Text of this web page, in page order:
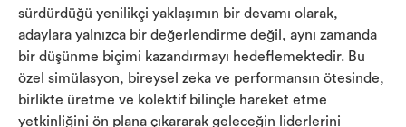
sürdürdüğü yenilikçi yaklaşımın bir devamı olarak,
adaylara yalnızca bir değerlendirme değil, aynı zamanda
bir düşünme biçimi kazandırmayı hedeflemektedir. Bu
özel simülasyon, bireysel zeka ve performansın ötesinde,
birlikte üretme ve kolektif bilinçle hareket etme
yetkinliğini ön plana çıkararak geleceğin liderlerini